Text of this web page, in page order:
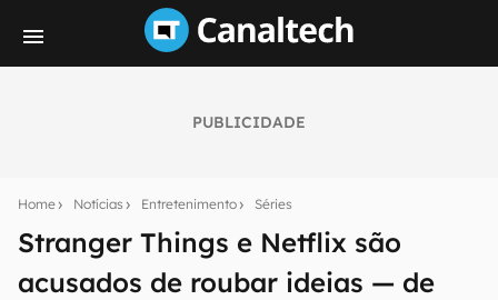
PUBLICIDADE
Home Notícias Entretenimento Séries
Stranger Things e Netflix são
acusados ​de roubar ideias — de
notícias e reviews sobre tecnologia em primeira
E-mail